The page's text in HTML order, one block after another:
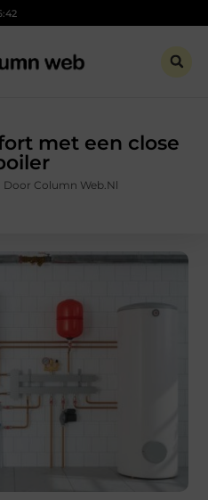
met een close
Door Column Web.nl